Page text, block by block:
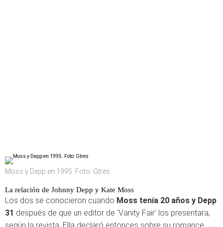
Moss y Depp en 1995. Foto: Gtres
La relación de Johnny Depp y Kate Moss
Los dos se conocieron cuando Moss tenía 20 años y Depp
31 después de que un editor de 'Vanity Fair' los presentara,